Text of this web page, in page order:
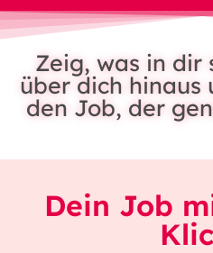
Zeig, was in dir
über dich hinaus
den Job, der
Dein Job